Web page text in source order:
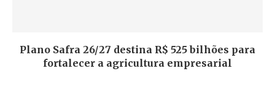
Plano Safra 26/27 destina R$ 525 bilhões para
fortalecer a agricultura empresarial